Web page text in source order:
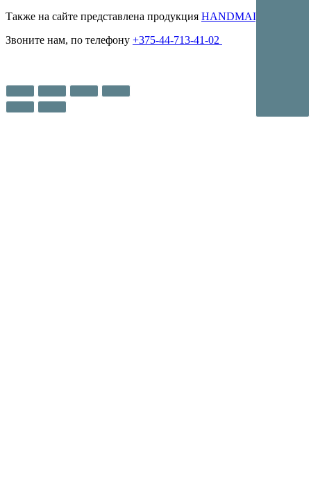
Также на сайте представлена продукция HANDMADE
Звоните нам, по телефону +375-44-713-41-02